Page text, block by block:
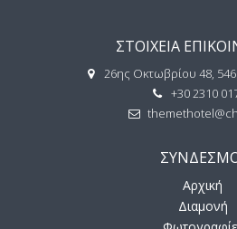
ΣΤΟΙΧΕΙΑ
26ης Οκτωβρίου 48,
+30 2310
Αρχική
Διαμονή